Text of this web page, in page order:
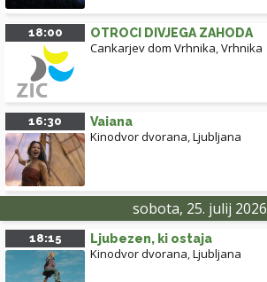
18:00 OTROCI DIVJEGA ZAHODA
Cankarjev dom Vrhnika,Vrhnika
16:30 Vaiana
Kinodvor dvorana,Ljubljana
sobota, 25. julij 2026
18:15 Ljubezen, ki ostaja
Kinodvor dvorana,Ljubljana